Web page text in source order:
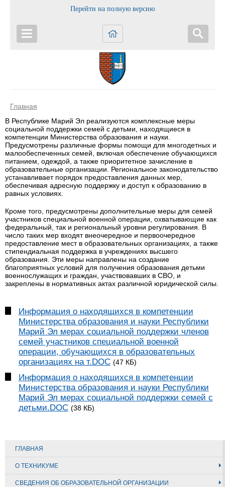
Перейти на полную версию
Главная
В Республике Марий Эл реализуются комплексные меры
социальной поддержки семей с детьми, находящиеся в
компетенции Министерства образования и науки.
Предусмотрены различные формы помощи для многодетных и
малообеспеченных семей, включая обеспечение обучающихся
питанием, одеждой, а также приоритетное зачисление в
образовательные организации. Региональное законодательство
устанавливает порядок предоставления данных мер,
обеспечивая адресную поддержку и доступ к образованию в
равных условиях.
Кроме того, предусмотрены дополнительные меры для семей
участников специальной военной операции, охватывающие как
федеральный, так и региональный уровни регулирования. В
число таких мер входят внеочередное и первоочередное
предоставление мест в образовательных организациях, а также
стипендиальная поддержка в учреждениях высшего
образования. Эти меры направлены на создание
благоприятных условий для получения образования детьми
военнослужащих и граждан, участвовавших в СВО, и
закреплены в нормативных актах различной юридической силы.
Информация о находящихся в компетенции
Министерства образования и науки Республики
Марий Эл мерах социальной поддержки членов
семей участников специальной военной
операции, обучающихся в образовательных
организациях на т.DOC (47 КБ)
Информация о находящихся в компетенции
Министерства образования и науки Республики
Марий Эл мерах социальной поддержки семей с
детьми.DOC (38 КБ)
ГЛАВНАЯ
О ТЕХНИКУМЕ
СВЕДЕНИЯ ОБ ОБРАЗОВАТЕЛЬНОЙ ОРГАНИЗАЦИИ